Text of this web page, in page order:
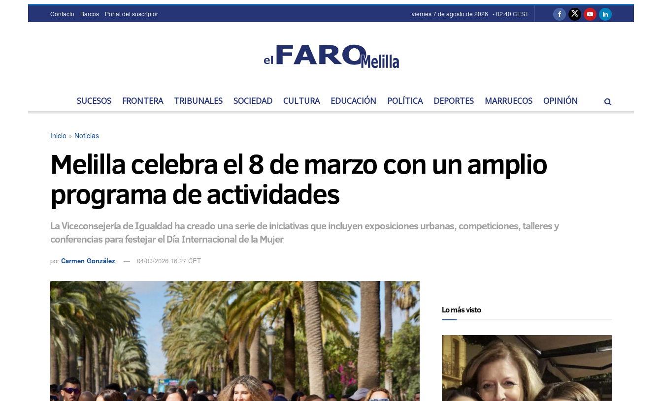
Contacto Barcos Portal del suscriptor viernes 7 de agosto de 2026 - 02:40 CEST
SUCESOS FRONTERA TRIBUNALES SOCIEDAD CULTURA EDUCACIÓN POLÍTICA DEPORTES MARRUECOS OPINIÓN
Inicio » Noticias
Melilla celebra el 8 de marzo con un amplio
programa de actividades
La Viceconsejería de Igualdad ha creado una serie de iniciativas que incluyen exposiciones urbanas, competiciones, talleres y
conferencias para festejar el Día Internacional de la Mujer
por Carmen González 04/03/2026 16:27 CET
Lo más visto